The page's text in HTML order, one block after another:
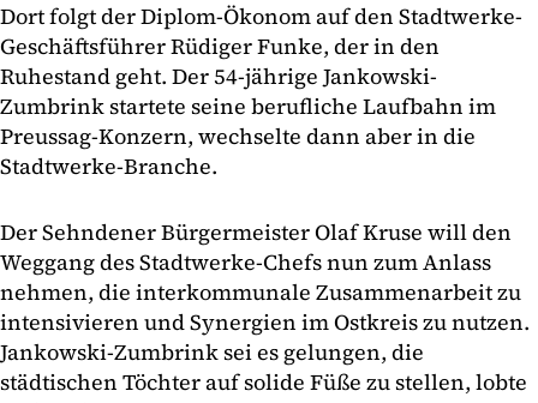
Dort folgt der Diplom-Ökonom auf den Stadtwerke-
Geschäftsführer Rüdiger Funke, der in den
Ruhestand geht. Der 54-jährige Jankowski-
Zumbrink startete seine berufliche Laufbahn im
Preussag-Konzern, wechselte dann aber in die
Stadtwerke-Branche.
Der Sehndener Bürgermeister Olaf Kruse will den
Weggang des Stadtwerke-Chefs nun zum Anlass
nehmen, die interkommunale Zusammenarbeit zu
intensivieren und Synergien im Ostkreis zu nutzen.
Jankowski-Zumbrink sei es gelungen, die
städtischen Töchter auf solide Füße zu stellen, lobte